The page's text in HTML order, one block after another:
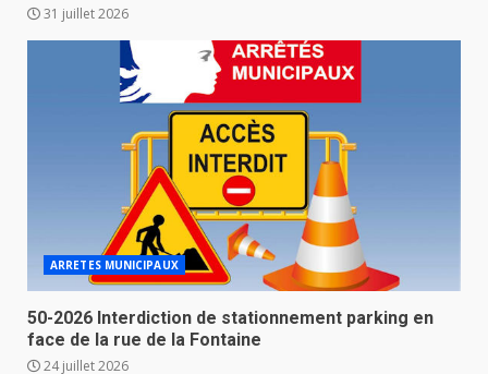
31 juillet 2026
ARRETES MUNICIPAUX
50-2026 Interdiction de stationnement parking en
face de la rue de la Fontaine
24 juillet 2026